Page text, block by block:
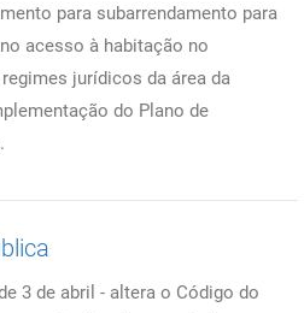
para subarrendamento para
acesso à habitação no
jurídicos da área da
do Plano de
3 de abril - altera o Código do